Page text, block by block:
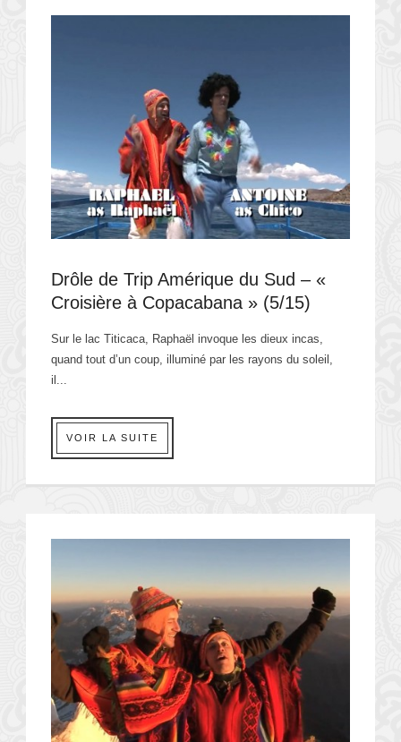
Drôle de Trip Amérique du Sud – «
Croisière à Copacabana » (5/15)
Sur le lac Titicaca, Raphaël invoque les dieux incas,
quand tout d’un coup, illuminé par les rayons du soleil,
il...
VOIR LA SUITE